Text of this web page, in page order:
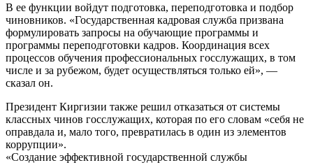
В ее функции войдут подготовка, переподготовка и подбор
чиновников. «Государственная кадровая служба призвана
формулировать запросы на обучающие программы и
программы переподготовки кадров. Координация всех
процессов обучения профессиональных госслужащих, в том
числе и за рубежом, будет осуществляться только ей», —
сказал он.
Президент Киргизии также решил отказаться от системы
классных чинов госслужащих, которая по его словам «себя не
оправдала и, мало того, превратилась в один из элементов
коррупции».
«Создание эффективной государственной службы